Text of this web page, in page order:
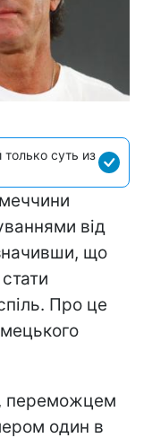
суть из
від
що
Про це
переможцем
один в